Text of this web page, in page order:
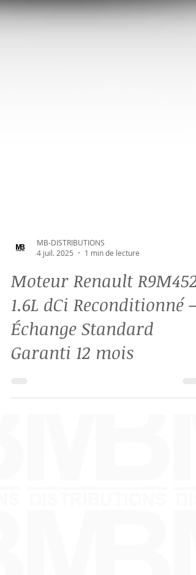
4 juil. 2025
1 min de lecture
Moteur Renault R9M452
1.6L dCi Reconditionné –
Échange Standard